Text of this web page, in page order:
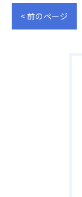
< 前のページ